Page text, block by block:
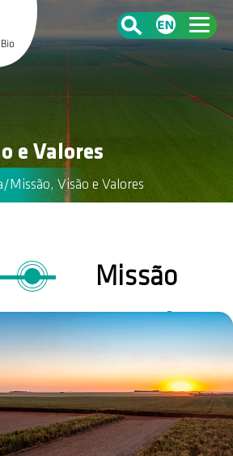
e Valores
/Missão, Visão e Valores
Missão